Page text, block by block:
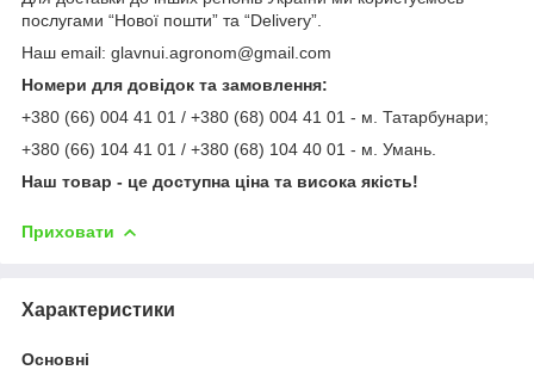
послугами “Нової пошти” та “Delivery”.
Наш email: glavnui.agronom@gmail.com
Номери для довідок та замовлення:
+380 (66) 004 41 01 / +380 (68) 004 41 01 - м. Татарбунари;
+380 (66) 104 41 01 / +380 (68) 104 40 01 - м. Умань.
Наш товар - це доступна ціна та висока якість!
Приховати
Характеристики
Основні